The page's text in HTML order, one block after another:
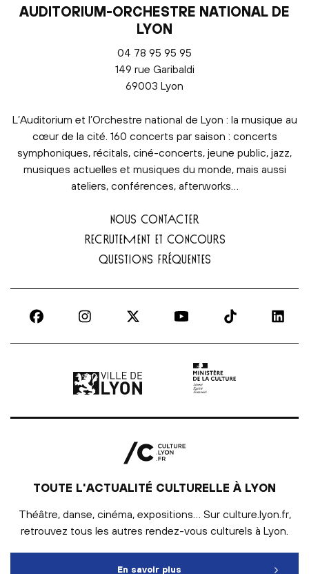
AUDITORIUM-ORCHESTRE NATIONAL DE
LYON
04 78 95 95 95
149 rue Garibaldi
69003 Lyon
L’Auditorium et l’Orchestre national de Lyon : la musique au
cœur de la cité. 160 concerts par saison : concerts
symphoniques, récitals, ciné-concerts, jeune public, jazz,
musiques actuelles et musiques du monde, mais aussi
ateliers, conférences, afterworks…
NOUS CONTACTER
RECRUTEMENT ET CONCOURS
QUESTIONS FRÉQUENTES
Ville de Lyon | lien externeMinistère de la culture
TOUTE L'ACTUALITÉ CULTURELLE À LYON
Théâtre, danse, cinéma, expositions… Sur culture.lyon.fr,
retrouvez tous les autres rendez-vous culturels à Lyon.
En savoir plus Toute l'actualité culturelle